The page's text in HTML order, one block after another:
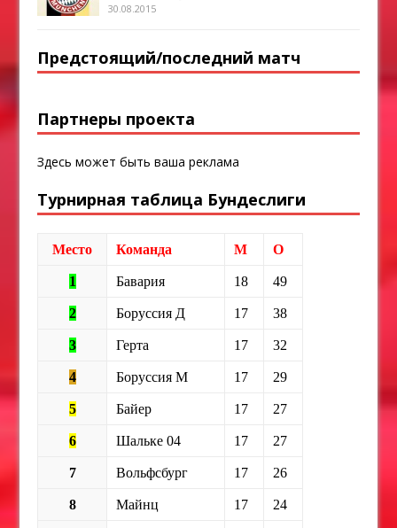
30.08.2015
Предстоящий/последний матч
Партнеры проекта
Здесь может быть ваша реклама
Турнирная таблица Бундеслиги
Место Команда М О
1 Бавария 18 49
2 Боруссия Д 17 38
3 Герта 17 32
4 Боруссия М 17 29
5 Байер 17 27
6 Шальке 04 17 27
7 Вольфсбург 17 26
8 Майнц 17 24